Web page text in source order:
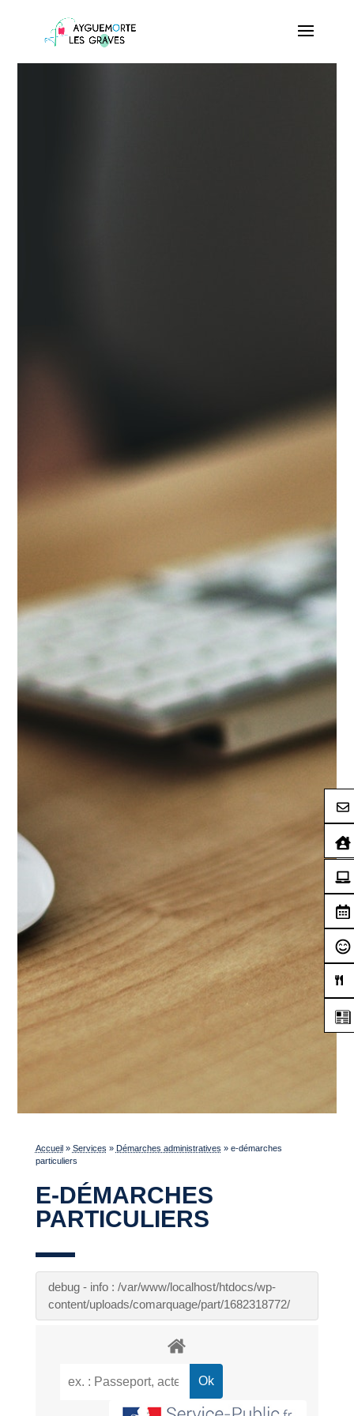
Accueil» Services » Démarches administratives » e-démarches
particuliers
E-DÉMARCHES
PARTICULIERS
debug - info : /var/www/localhost/htdocs/wp-
content/uploads/comarquage/part/1682318772/